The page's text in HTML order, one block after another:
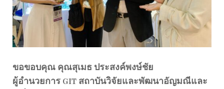
ขอขอบคุณ คุณสุเมธ ประสงค์พงษ์ชัย
ผู้อำนวยการ GIT สถาบันวิจัยและพัฒนาอัญมณีและ